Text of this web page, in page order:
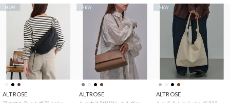
ALTROSE
NEW
ALTROSE
NEW
ALTROSE
NEW